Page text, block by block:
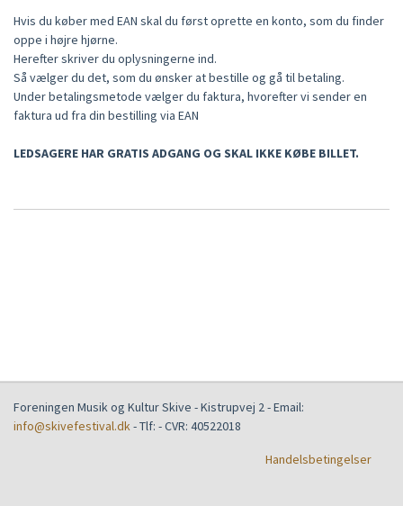
Hvis du køber med EAN skal du først oprette en konto, som du finder
oppe i højre hjørne.
Herefter skriver du oplysningerne ind.
Så vælger du det, som du ønsker at bestille og gå til betaling.
Under betalingsmetode vælger du faktura, hvorefter vi sender en
faktura ud fra din bestilling via EAN
LEDSAGERE HAR GRATIS ADGANG OG SKAL IKKE KØBE BILLET.
Foreningen Musik og Kultur Skive -Kistrupvej 2- Email:
info@skivefestival.dk- Tlf: - CVR: 40522018
Handelsbetingelser